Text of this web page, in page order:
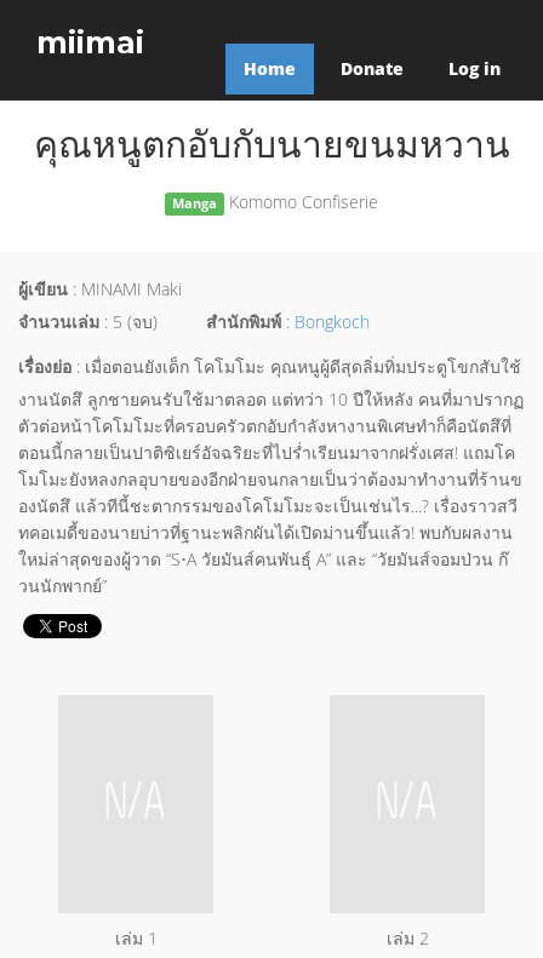
miimai
Home Donate Log in
คุณหนูตกอับกับนายขนมหวาน
Manga Komomo Confiserie
ผู้เขียน : MINAMI Maki
จำนวนเล่ม : 5 (จบ) สำนักพิมพ์ : Bongkoch
เรื่องย่อ : เมื่อตอนยังเด็ก โคโมโมะ คุณหนูผู้ดีสุดลิ่มทิ่มประตูโขกสับใช้
งานนัตสึ ลูกชายคนรับใช้มาตลอด แต่ทว่า 10 ปีให้หลัง คนที่มาปรากฏ
ตัวต่อหน้าโคโมโมะที่ครอบครัวตกอับกำลังหางานพิเศษทำก็คือนัตสึที่
ตอนนี้กลายเป็นปาติซิเยร์อัจฉริยะที่ไปร่ำเรียนมาจากฝรั่งเศส! แถมโค
โมโมะยังหลงกลอุบายของอีกฝ่ายจนกลายเป็นว่าต้องมาทำงานที่ร้านข
องนัตสึ แล้วทีนี้ชะตากรรมของโคโมโมะจะเป็นเช่นไร...? เรื่องราวสวี
ทคอเมดี้ของนายบ่าวที่ฐานะพลิกผันได้เปิดม่านขึ้นแล้ว! พบกับผลงาน
ใหม่ล่าสุดของผู้วาด “S•A วัยมันส์คนพันธุ์ A” และ “วัยมันส์จอมป่วน ก๊
วนนักพากย์”
เล่ม 1 เล่ม 2